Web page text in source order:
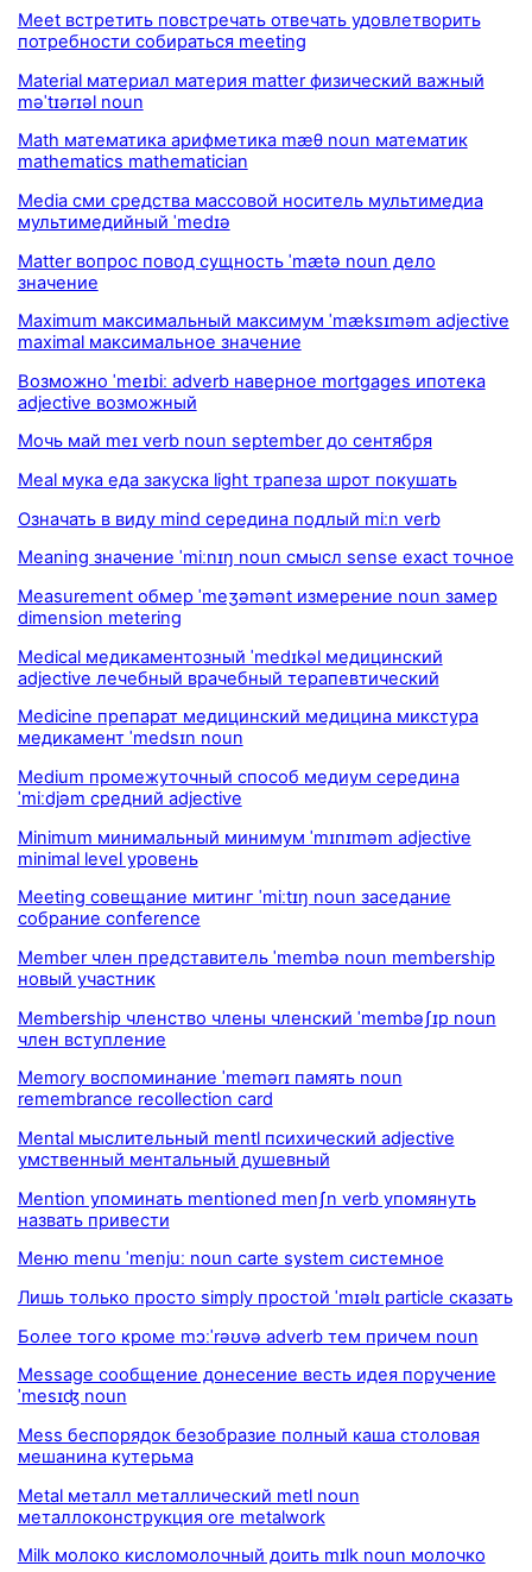
Meet встретить повстречать отвечать удовлетворить
потребности собираться meeting
Material материал материя matter физический важный
məˈtɪərɪəl noun
Math математика арифметика mæθ noun математик
mathematics mathematician
Media сми средства массовой носитель мультимедиа
мультимедийный ˈmedɪə
Matter вопрос повод сущность ˈmætə noun дело
значение
Maximum максимальный максимум ˈmæksɪməm adjective
maximal максимальное значение
Возможно ˈmeɪbiː adverb наверное mortgages ипотека
adjective возможный
Мочь май meɪ verb noun september до сентября
Meal мука еда закуска light трапеза шрот покушать
Означать в виду mind середина подлый miːn verb
Meaning значение ˈmiːnɪŋ noun смысл sense exact точное
Measurement обмер ˈmeʒəmənt измерение noun замер
dimension metering
Medical медикаментозный ˈmedɪkəl медицинский
adjective лечебный врачебный терапевтический
Medicine препарат медицинский медицина микстура
медикамент ˈmedsɪn noun
Medium промежуточный способ медиум середина
ˈmiːdjəm средний adjective
Minimum минимальный минимум ˈmɪnɪməm adjective
minimal level уровень
Meeting совещание митинг ˈmiːtɪŋ noun заседание
собрание conference
Member член представитель ˈmembə noun membership
новый участник
Membership членство члены членский ˈmembəʃɪp noun
член вступление
Memory воспоминание ˈmemərɪ память noun
remembrance recollection card
Mental мыслительный mentl психический adjective
умственный ментальный душевный
Mention упоминать mentioned menʃn verb упомянуть
назвать привести
Меню menu ˈmenjuː noun carte system системное
Лишь только просто simply простой ˈmɪəlɪ particle сказать
Более того кроме mɔːˈrəʊvə adverb тем причем noun
Message сообщение донесение весть идея поручение
ˈmesɪʤ noun
Mess беспорядок безобразие полный каша столовая
мешанина кутерьма
Metal металл металлический metl noun
металлоконструкция ore metalwork
Milk молоко кисломолочный доить mɪlk noun молочко